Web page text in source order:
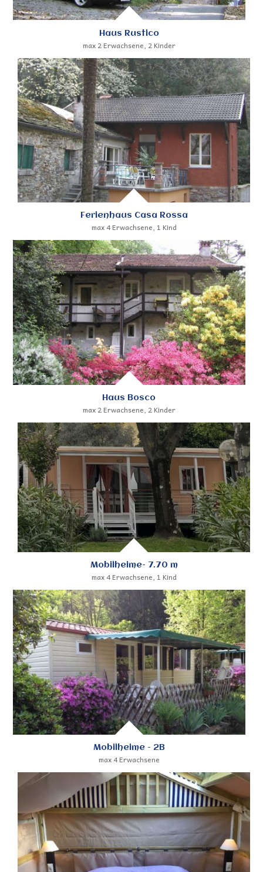
Haus Rustico
max 2 Erwachsene, 2 Kinder
Ferienhaus Casa Rossa
max 4 Erwachsene, 1 Kind
Haus Bosco
max 2 Erwachsene, 2 Kinder
Mobilheime- 7.70 m
max 4 Erwachsene, 1 Kind
Mobilheime - 2B
max 4 Erwachsene